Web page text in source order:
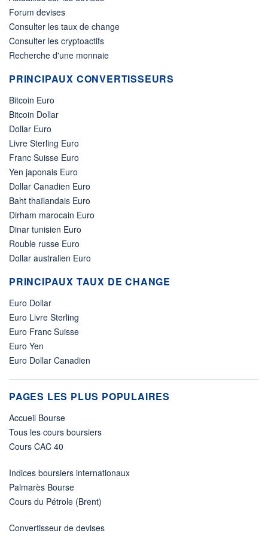
Forum devises
Consulter les taux de change
Consulter les cryptoactifs
Recherche d'une monnaie
PRINCIPAUX CONVERTISSEURS
Bitcoin Euro
Bitcoin Dollar
Dollar Euro
Livre Sterling Euro
Franc Suisse Euro
Yen japonais Euro
Dollar Canadien Euro
Baht thaïlandais Euro
Dirham marocain Euro
Dinar tunisien Euro
Rouble russe Euro
Dollar australien Euro
PRINCIPAUX TAUX DE CHANGE
Euro Dollar
Euro Livre Sterling
Euro Franc Suisse
Euro Yen
Euro Dollar Canadien
PAGES LES PLUS POPULAIRES
Accueil Bourse
Tous les cours boursiers
Cours CAC 40
Indices boursiers internationaux
Palmarès Bourse
Cours du Pétrole (Brent)
Convertisseur de devises